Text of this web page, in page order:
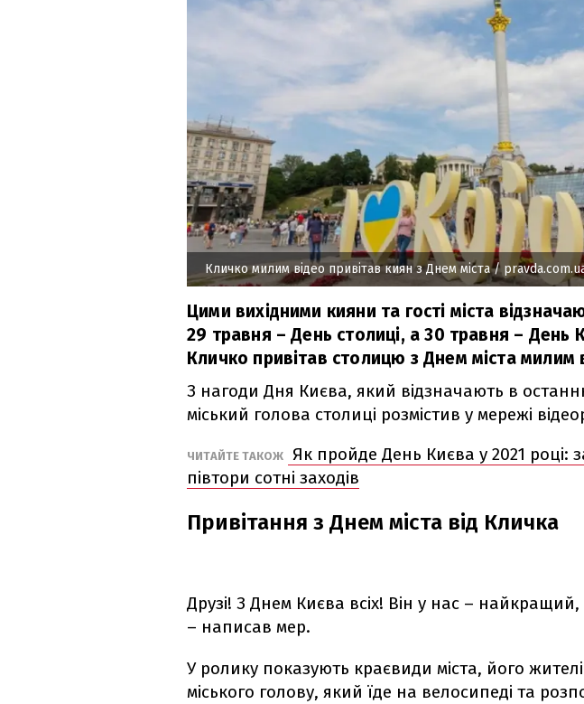
Кличко милим відео привітав киян з Днем міста/
Цими вихідними кияни та гості міста
29 травня – День столиці, а 30 травня – День
Кличко привітав столицю з Днем міста милим
З нагоди Дня Києва, який відзначають в
міський голова столиці розмістив у мережі
ЧИТАЙТЕ ТАКОЖ
Як пройде День Києва у 2021 році:
півтори сотні заходів
Привітання з Днем міста від Кличка
Друзі! З Днем Києва всіх! Він у нас – найкращий,
– написав мер.
У ролику показують краєвиди міста, його
міського голову, який їде на велосипеді та